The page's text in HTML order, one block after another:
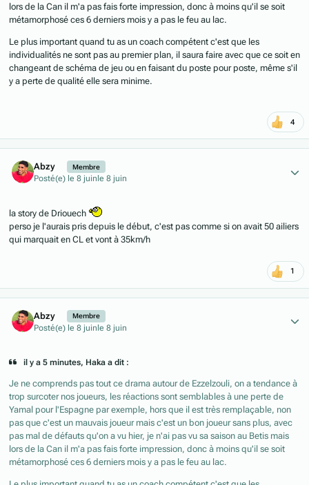
lors de la Can il m'a pas fais forte impression, donc à moins qu'il se soit
métamorphosé ces 6 derniers mois y a pas le feu au lac.
Le plus important quand tu as un coach compétent c'est que les
individualités ne sont pas au premier plan, il saura faire avec que ce soit en
changeant de schéma de jeu ou en faisant du poste pour poste, même s'il
y a perte de qualité elle sera minime.
4
Abzy Membre
Posté(e) le 8 juin le 8 juin
la story de Driouech
perso je l'aurais pris depuis le début, c'est pas comme si on avait 50 ailiers
qui marquait en CL et vont à 35km/h
1
Abzy Membre
Posté(e) le 8 juin le 8 juin
il y a 5 minutes, Haka a dit :
Je ne comprends pas tout ce drama autour de Ezzelzouli, on a tendance à
trop surcoter nos joueurs, les réactions sont semblables à une perte de
Yamal pour l'Espagne par exemple, hors que il est très remplaçable, non
pas que c'est un mauvais joueur mais c'est un bon joueur sans plus, avec
pas mal de défauts qu'on a vu hier, je n'ai pas vu sa saison au Betis mais
lors de la Can il m'a pas fais forte impression, donc à moins qu'il se soit
métamorphosé ces 6 derniers mois y a pas le feu au lac.